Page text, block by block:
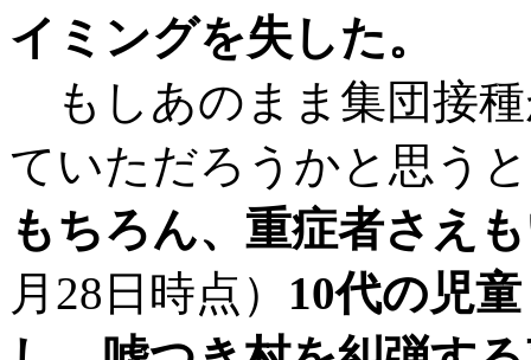
イミングを失した。
もしあのまま集団接
ていただろうかと思う
もちろん、重症者さえ
月28日時点） 10代の児